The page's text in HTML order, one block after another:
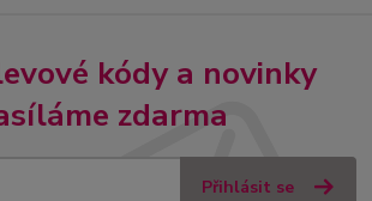
kódy a novinky
zdarma
Přihlásit se